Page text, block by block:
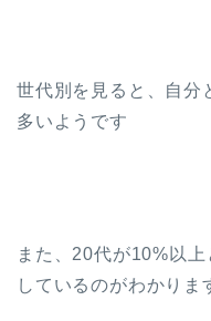
世代別を見ると、自分
多いようです
また、20代が10%以
しているのがわかりま